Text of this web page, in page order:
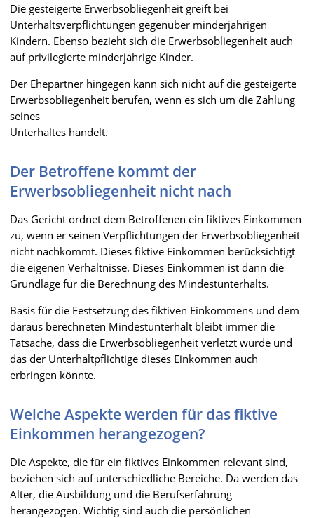
Die gesteigerte Erwerbsobliegenheit greift bei
Unterhaltsverpflichtungen gegenüber minderjährigen
Kindern. Ebenso bezieht sich die Erwerbsobliegenheit auch
auf privilegierte minderjährige Kinder.
Der Ehepartner hingegen kann sich nicht auf die gesteigerte
Erwerbsobliegenheit berufen, wenn es sich um die Zahlung
seines
Unterhaltes handelt.
Der Betroffene kommt der
Erwerbsobliegenheit nicht nach
Das Gericht ordnet dem Betroffenen ein fiktives Einkommen
zu, wenn er seinen Verpflichtungen der Erwerbsobliegenheit
nicht nachkommt. Dieses fiktive Einkommen berücksichtigt
die eigenen Verhältnisse. Dieses Einkommen ist dann die
Grundlage für die Berechnung des Mindestunterhalts.
Basis für die Festsetzung des fiktiven Einkommens und dem
daraus berechneten Mindestunterhalt bleibt immer die
Tatsache, dass die Erwerbsobliegenheit verletzt wurde und
das der Unterhaltpflichtige dieses Einkommen auch
erbringen könnte.
Welche Aspekte werden für das fiktive
Einkommen herangezogen?
Die Aspekte, die für ein fiktives Einkommen relevant sind,
beziehen sich auf unterschiedliche Bereiche. Da werden das
Alter, die Ausbildung und die Berufserfahrung
herangezogen. Wichtig sind auch die persönlichen